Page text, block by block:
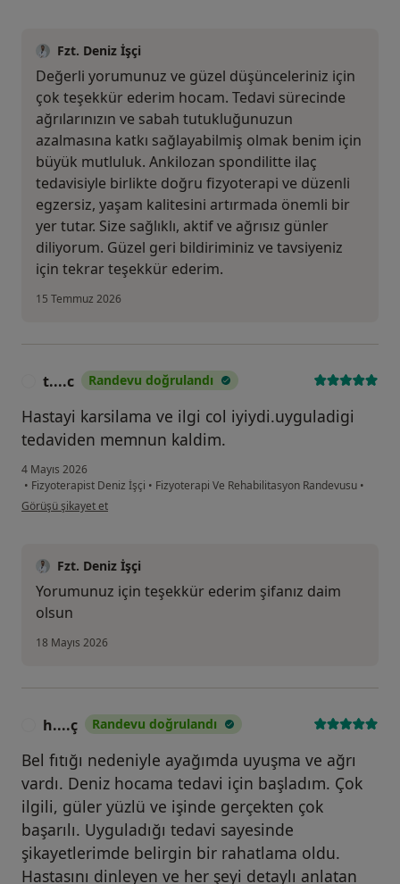
Fzt. Deniz İşçi
Değerli yorumunuz ve güzel düşünceleriniz için
çok teşekkür ederim hocam. Tedavi sürecinde
ağrılarınızın ve sabah tutukluğunuzun
azalmasına katkı sağlayabilmiş olmak benim için
büyük mutluluk. Ankilozan spondilitte ilaç
tedavisiyle birlikte doğru fizyoterapi ve düzenli
egzersiz, yaşam kalitesini artırmada önemli bir
yer tutar. Size sağlıklı, aktif ve ağrısız günler
diliyorum. Güzel geri bildiriminiz ve tavsiyeniz
için tekrar teşekkür ederim.
15 Temmuz 2026
t....c Randevu doğrulandı
Hastayi karsilama ve ilgi col iyiydi.uyguladigi
tedaviden memnun kaldim.
4 Mayıs 2026
• Fizyoterapist Deniz İşçi • Fizyoterapi Ve Rehabilitasyon Randevusu •
kullanıcının görüşüne göre t....c
Görüşü şikayet et
Fzt. Deniz İşçi
Yorumunuz için teşekkür ederim şifanız daim
olsun
18 Mayıs 2026
h....ç Randevu doğrulandı
Bel fıtığı nedeniyle ayağımda uyuşma ve ağrı
vardı. Deniz hocama tedavi için başladım. Çok
ilgili, güler yüzlü ve işinde gerçekten çok
başarılı. Uyguladığı tedavi sayesinde
şikayetlerimde belirgin bir rahatlama oldu.
Hastasını dinleyen ve her şeyi detaylı anlatan